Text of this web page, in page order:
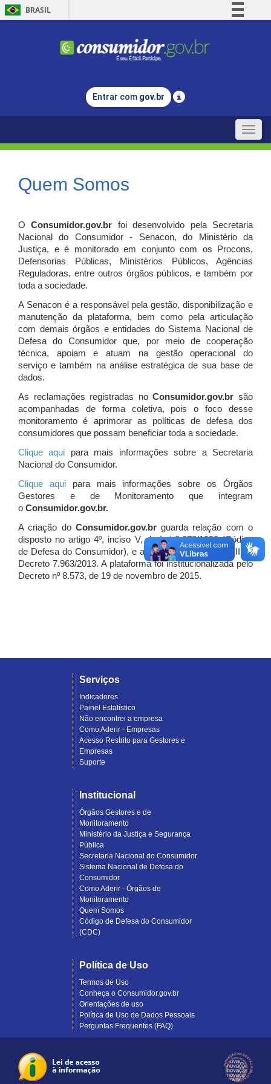
BRASIL
Comunica BR
Legislação
Entrar com gov.br
Toggle
Quem Somos
OConsumidor.gov.br
foi desenvolvido pela Secretaria
Nacional do Consumidor - Senacon, do Ministério da
Justiça, e é monitorado em conjunto com os Procons,
Defensorias Públicas, Ministérios Públicos, Agências
Reguladoras, entre outros órgãos públicos, e também por
toda a sociedade.
A Senacon é a responsável pela gestão, disponibilização e
manutenção da plataforma, bem como pela articulação
com demais órgãos e entidades do Sistema Nacional de
Defesa do Consumidor que, por meio de cooperação
técnica, apoiam e atuam na gestão operacional do
serviço e também na análise estratégica de sua base de
dados.
As reclamações registradas noConsumidor.gov.br são
acompanhadas de forma coletiva, pois o foco desse
monitoramento é aprimorar as políticas de defesa dos
consumidores que possam beneficiar toda a sociedade.
Clique aqui para mais informações sobre a Secretaria
Nacional do Consumidor.
Clique aquipara mais informações sobre os Órgãos
Gestores e de Monitoramento que integram
o Consumidor.gov.br.
A criação do Consumidor.gov.brguarda relação com o
disposto no artigo 4º, inciso V, da Lei 8.078/1990 (Código
de Defesa do Consumidor), e artigo 7º, incisos I, II e III do
Decreto 7.963/2013. A plataforma foi institucionalizada pelo
Decreto nº 8.573, de 19 de novembro de 2015.
Serviços
Indicadores
Painel Estatístico
Não encontrei a empresa
Como Aderir - Empresas
Acesso Restrito para Gestores e
Empresas
Suporte
Institucional
Órgãos Gestores e de
Monitoramento
Ministério da Justiça e Segurança
Pública
Secretaria Nacional do Consumidor
Sistema Nacional de Defesa do
Consumidor
Como Aderir - Órgãos de
Monitoramento
Quem Somos
Código de Defesa do Consumidor
(CDC)
Política de Uso
Termos de Uso
Conheça o Consumidor.gov.br
Orientações de uso
Política de Uso de Dados Pessoais
Perguntas Frequentes (FAQ)